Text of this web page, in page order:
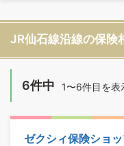
JR仙石線沿線の保険
6件中 1〜6件目を表
ゼクシィ保険ショ